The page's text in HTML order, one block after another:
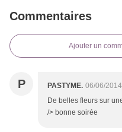
Commentaires
Ajouter un
P PASTYME. 06/06/
De belles fleurs sur
/> bonne soirée